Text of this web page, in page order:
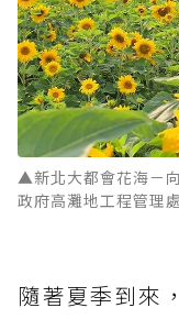
▲新北大都會花海－
政府高灘地工程管理
隨著夏季到來